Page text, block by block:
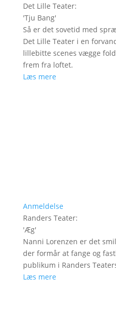
Det Lille Teater:
'Tju Bang'
Så er det sovetid med
Det Lille Teater i en
lillebitte scenes vægge
frem fra loftet.
Læs mere
Anmeldelse
Randers Teater:
'Æg'
Nanni Lorenzen er det
der formår at fange og
publikum i Randers
Læs mere